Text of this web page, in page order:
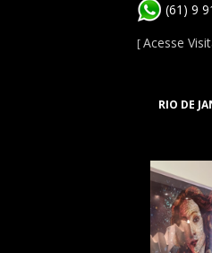
(61) 9
[Acesse
RIO DE